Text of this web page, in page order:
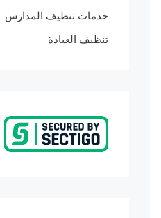
خدمات تنظيف المدارس
تنظيف العيادة